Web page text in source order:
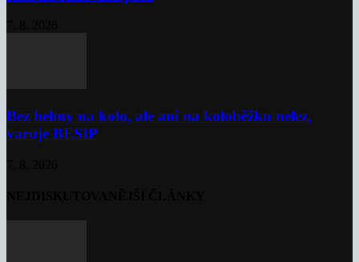
Bez helmy na kolo, ale ani na koloběžku nelez,
varuje BESIP